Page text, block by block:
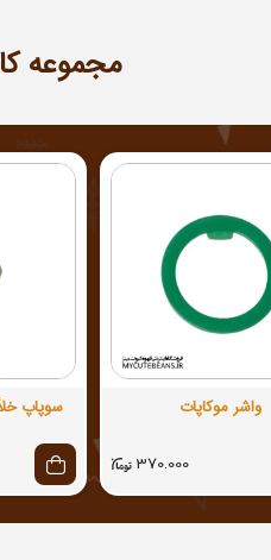
واشر موکاپات
370.000
سوپاپ